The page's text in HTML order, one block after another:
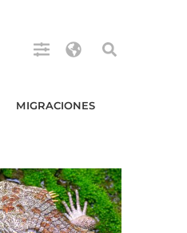
MIGRACIONES